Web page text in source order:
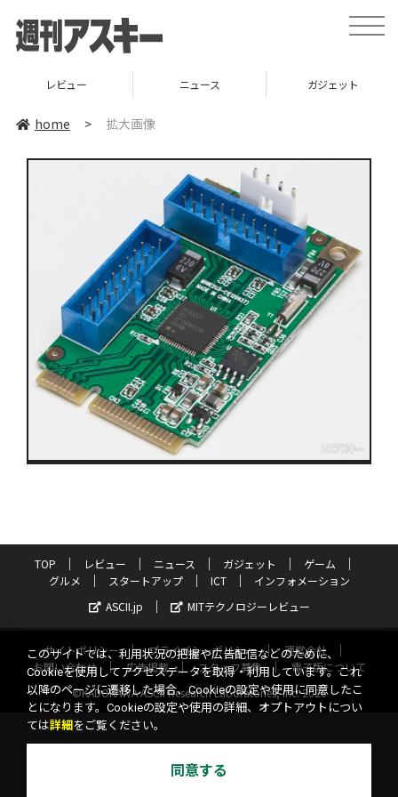
toggle
レビュー ニュース ガジェット
home > 拡大画像
TOP レビュー ニュース ガジェット
ゲーム
グルメ
スタートアップ ICT
インフォメーション
ASCII.jp
MITテクノロジーレビュー
サイトポリシー プライバシーポリシー
運営会社
お問い合わせ
広告掲載 スタッフ募集
電子版について
©KADOKAWA ASCII Research Laboratories, Inc. 2026
このサイトでは、利用状況の把握や広告配信などのために、
Cookieを使用してアクセスデータを取得・利用しています。これ
以降のページに遷移した場合、Cookieの設定や使用に同意したこ
とになります。Cookieの設定や使用の詳細、オプトアウトについ
ては詳細 をご覧ください。
同意する